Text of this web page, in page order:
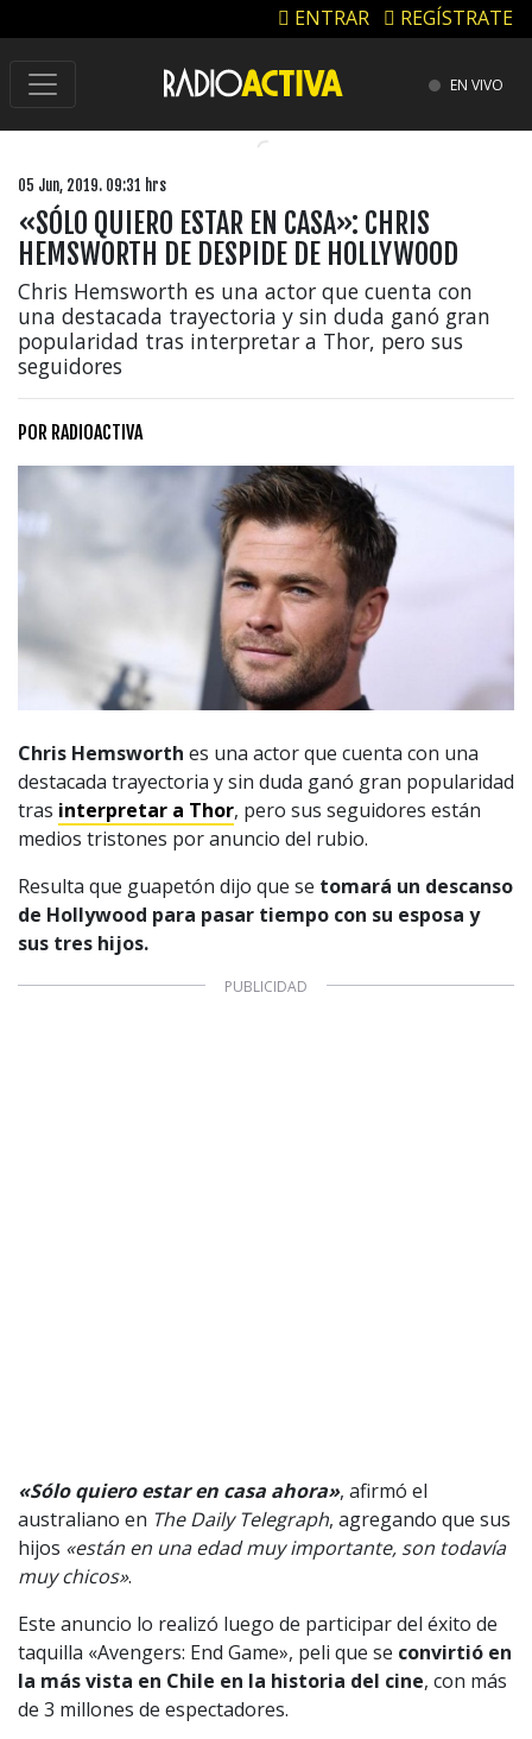
ENTRAR REGÍSTRATE
EN VIVO
05 Jun, 2019. 09:31 hrs
«SÓLO QUIERO ESTAR EN CASA»: CHRIS
HEMSWORTH DE DESPIDE DE HOLLYWOOD
Chris Hemsworth es una actor que cuenta con
una destacada trayectoria y sin duda ganó gran
popularidad tras interpretar a Thor, pero sus
seguidores
POR RADIOACTIVA
Chris Hemsworth es una actor que cuenta con una
destacada trayectoria y sin duda ganó gran popularidad
tras interpretar a Thor, pero sus seguidores están
medios tristones por anuncio del rubio.
Resulta que guapetón dijo que se tomará un descanso
de Hollywood para pasar tiempo con su esposa y
sus tres hijos.
«Sólo quiero estar en casa ahora», afirmó el
australiano en The Daily Telegraph, agregando que sus
hijos «están en una edad muy importante, son todavía
muy chicos».
Este anuncio lo realizó luego de participar del éxito de
taquilla «Avengers: End Game», peli que se convirtió en
la más vista en Chile en la historia del cine, con más
de 3 millones de espectadores.